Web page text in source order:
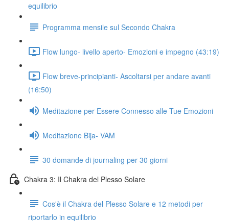
equilibrio
Programma mensile sul Secondo Chakra
Flow lungo- livello aperto- Emozioni e impegno (43:19)
Flow breve-principianti- Ascoltarsi per andare avanti
(16:50)
Meditazione per Essere Connesso alle Tue Emozioni
Meditazione Bija- VAM
30 domande di journaling per 30 giorni
Chakra 3: Il Chakra del Plesso Solare
Cos'è il Chakra del Plesso Solare e 12 metodi per
riportarlo in equilibrio